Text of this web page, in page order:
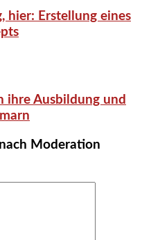
hier: Erstellung eines
ihre Ausbildung und
Moderation